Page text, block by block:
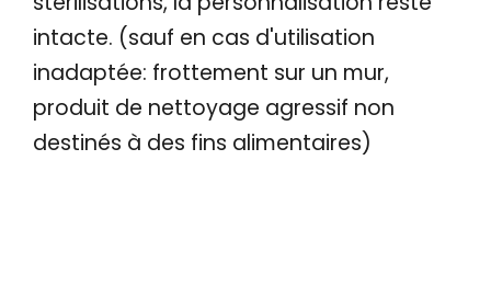
intacte. (sauf en cas d'utilisation
inadaptée: frottement sur un mur,
produit de nettoyage agressif non
destinés à des fins alimentaires)